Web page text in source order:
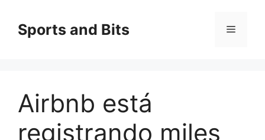
contenido
Sports and Bits Menú
Airbnb está
registrando miles